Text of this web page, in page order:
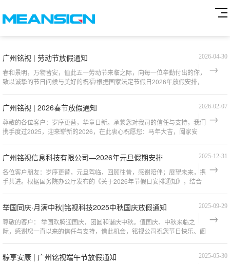
广州铭视 | 劳动节放假通知 2026-04-30
春和景明，万物皆安，值此五一劳动节来临之际，向每一位辛勤付出的你，
致以诚挚的节日问候与美好的祝福!根据国家法定节假日2026年放假安排，
广州铭视 | 2026春节放假通知 2026-02-07
尊敬的各位客户：岁序更替，华章日新。承蒙您对我司的信任与支持，我们
携手度过2025，迎来崭新的2026，在此衷心祝愿您：马年大吉，阖家安
广州铭视信息科技有限公司—2026年元旦假期安排 2025-12-31
各位客户朋友：岁序更替，元旦驾临，回顾往昔，感谢陪伴；展望未来，携
手共进。根据国务院办公厅发布的《关于2026年节假日安排通知》，结合
举国同庆·月满中秋|铭视科技2025中秋国庆放假通知 2025-09-29
尊敬的客户： 举国欢腾迎国庆，团圆和谐庆中秋。值国庆、中秋来临之
际，感谢您一直以来的信任与支持，借此机会，铭视公司祝您节日快乐、阖
粽享安康 | 广州铭视端午节放假通知 2025-05-30